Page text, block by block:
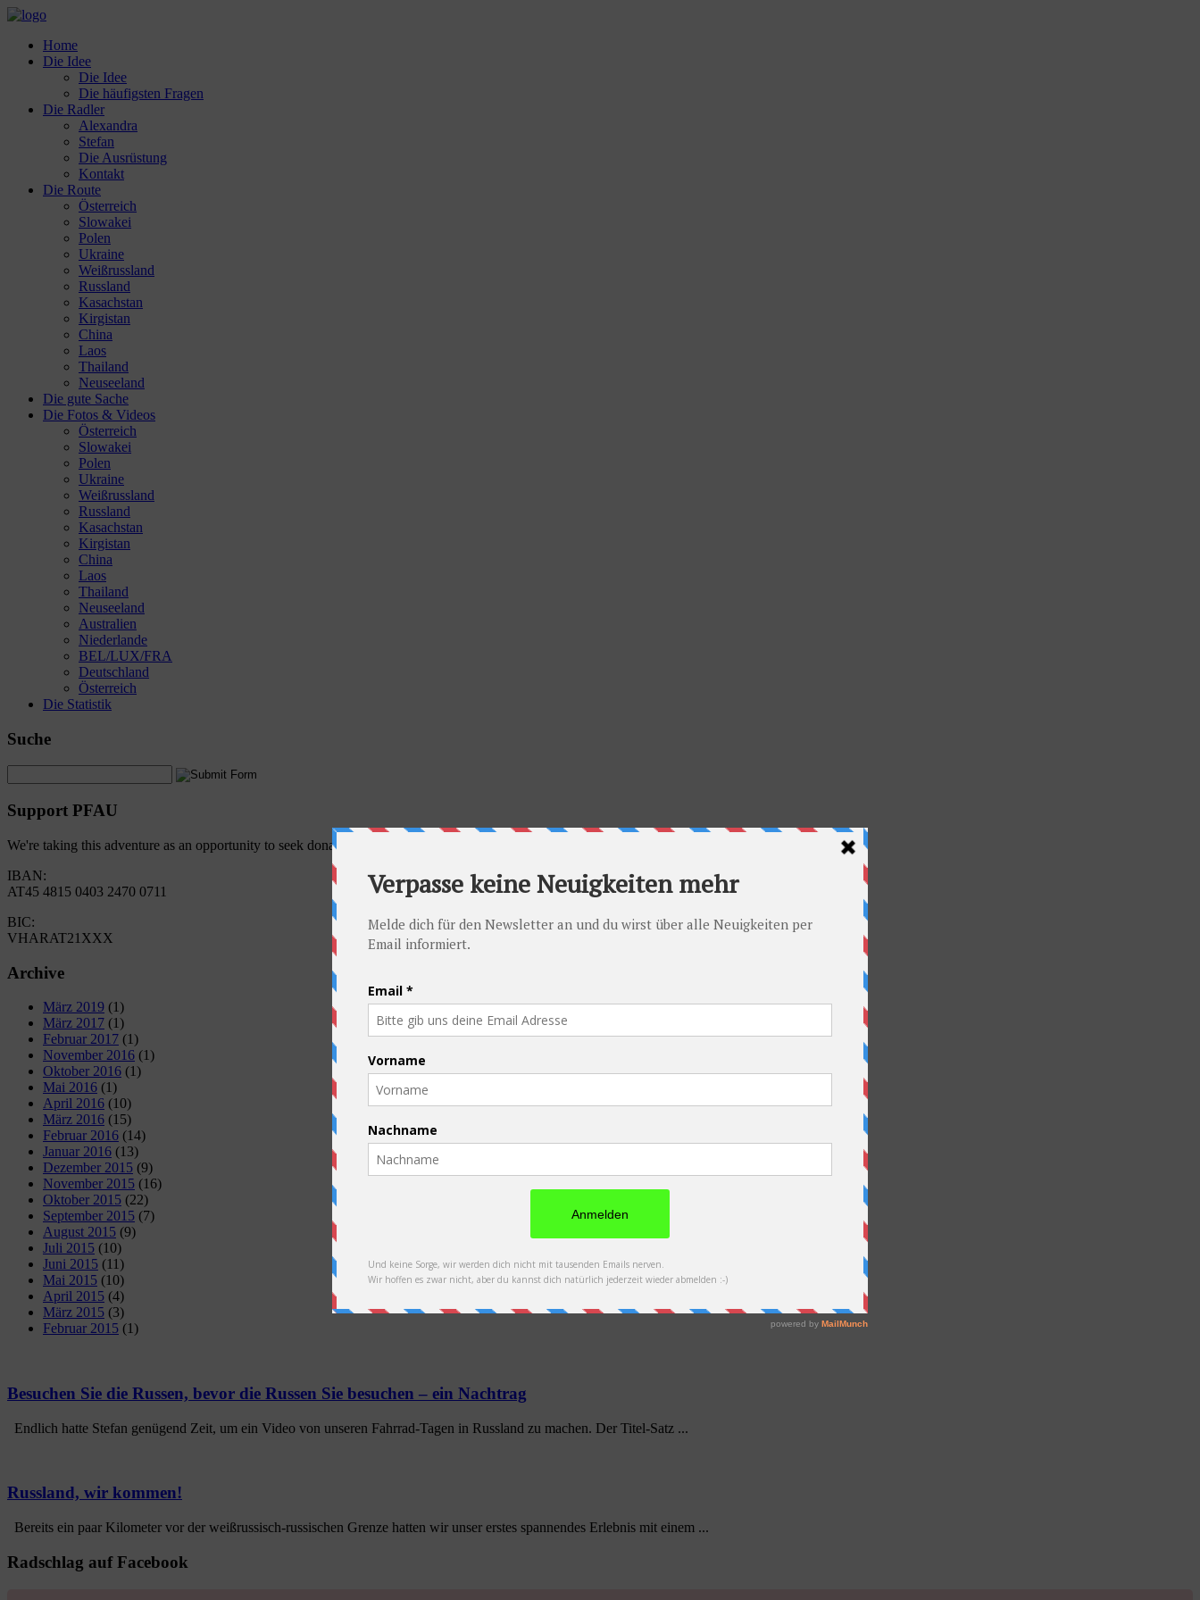
Home
Die Idee
Die Idee
Die häufigsten Fragen
Die Radler
Alexandra
Stefan
Die Ausrüstung
Kontakt
Die Route
Österreich
Slowakei
Polen
Ukraine
Weißrussland
Russland
Kasachstan
Kirgistan
China
Laos
Thailand
Neuseeland
Die gute Sache
Die Fotos & Videos
Österreich
Slowakei
Polen
Ukraine
Weißrussland
Russland
Kasachstan
Kirgistan
China
Laos
Thailand
Neuseeland
Australien
Niederlande
BEL/LUX/FRA
Deutschland
Österreich
Die Statistik
Suche
Support PFAU
We're taking this adventure as an opportunity to seek donations for PFAU - Promise Foundation Austria
IBAN:
AT45 4815 0403 2470 0711
BIC:
VHARAT21XXX
Archive
März 2019 (1)
März 2017 (1)
Februar 2017 (1)
November 2016 (1)
Oktober 2016 (1)
Mai 2016 (1)
April 2016 (10)
März 2016 (15)
Februar 2016 (14)
Januar 2016 (13)
Dezember 2015 (9)
November 2015 (16)
Oktober 2015 (22)
September 2015 (7)
August 2015 (9)
Juli 2015 (10)
Juni 2015 (11)
Mai 2015 (10)
April 2015 (4)
März 2015 (3)
Februar 2015 (1)
Besuchen Sie die Russen, bevor die Russen Sie besuchen – ein Nachtrag
Endlich hatte Stefan genügend Zeit, um ein Video von unseren Fahrrad-Tagen in Russland zu machen. Der Titel-Satz ...
Russland, wir kommen!
Bereits ein paar Kilometer vor der weißrussisch-russischen Grenze hatten wir unser erstes spannendes Erlebnis mit einem ...
Radschlag auf Facebook